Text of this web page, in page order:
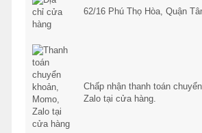
62/16 Phú Thọ Hòa, Quận
Chấp nhận thanh toán
Zalo tại cửa hàng.